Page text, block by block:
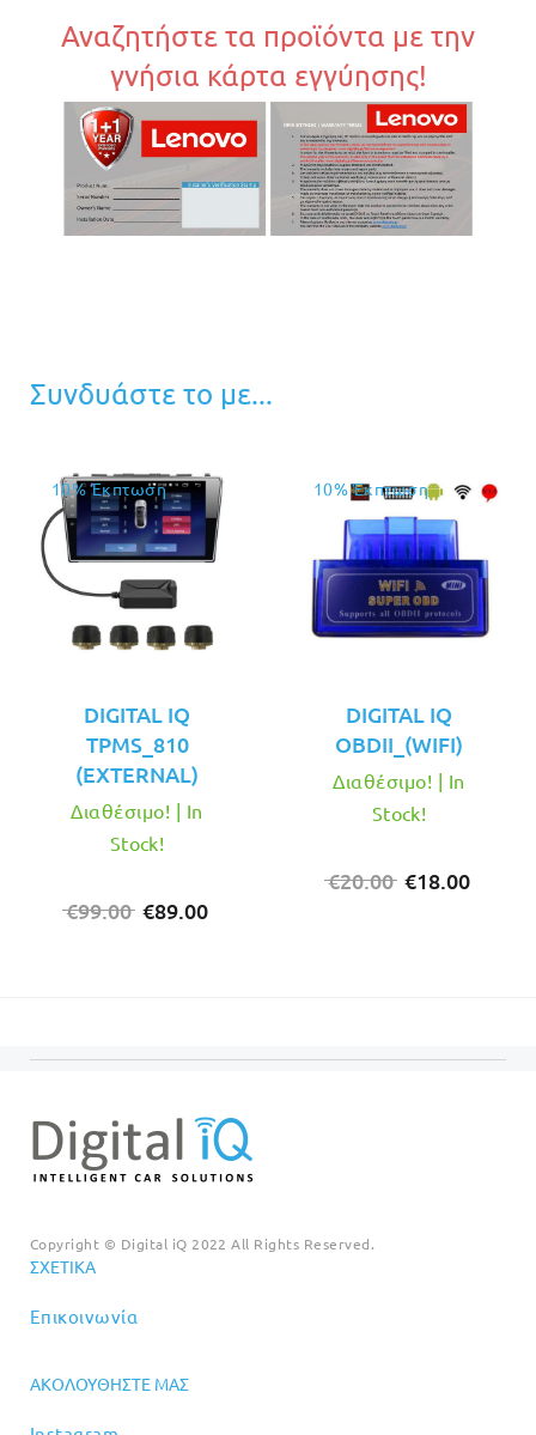
Αναζητήστε τα προϊόντα με την
γνήσια κάρτα εγγύησης!
Συνδυάστε το με...
10% Έκπτωση
DIGITAL IQ
TPMS_810
(EXTERNAL)
€99.00 Original
€89.00
Διαθέσιμο! | In
Stock!
10% Έκπτωση
DIGITAL IQ
OBDII_(WIFI)
€20.00 Original
€18.00
Διαθέσιμο! | In
Stock!
Copyright © Digital iQ 2022 All Rights Reserved.
ΣΧΕΤΙΚΆ
Επικοινωνία
ΑΚΟΛΟΥΘΉΣΤΕ ΜΑΣ